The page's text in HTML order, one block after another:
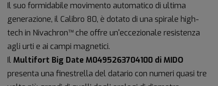
Il suo formidabile movimento automatico di ultima
generazione, il Calibro 80, è dotato di una spirale high-
tech in Nivachron™ che offre un'eccezionale resistenza
agli urti e ai campi magnetici.
IlMultifort Big Date M0495263704100 di MIDO
presenta una finestrella del datario con numeri quasi tre